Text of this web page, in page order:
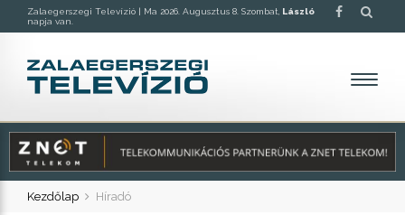
Zalaegerszegi Televízió | Ma 2026. Augusztus 8. Szombat, László
napja van.
Kezdőlap Híradó